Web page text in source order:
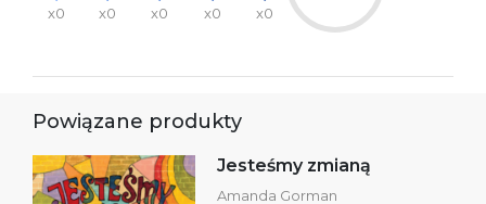
x0
x0
x0
x0
x0
Powiązane produkty
Jesteśmy zmianą
Amanda Gorman